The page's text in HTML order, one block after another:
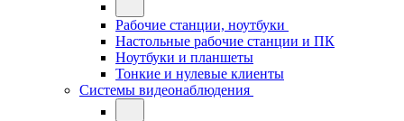
Рабочие станции, ноутбуки
Настольные рабочие станции и ПК
Ноутбуки и планшеты
Тонкие и нулевые клиенты
Системы видеонаблюдения